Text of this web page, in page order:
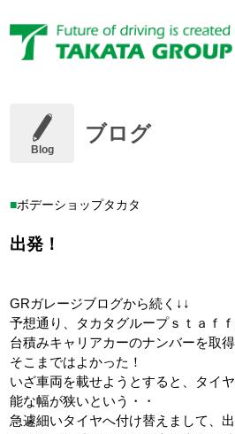
Blog
ブログ
ボデーショップタカタ
出発！
GRガレージブログから続く↓↓
予想通り、タカタグループｓｔａｆ
台積みキャリアカーのナンバーを取
そこまではよかった！
いざ車両を載せようとすると、タイ
能な幅が狭いという・・
急遽細いタイヤへ付け替えまして、